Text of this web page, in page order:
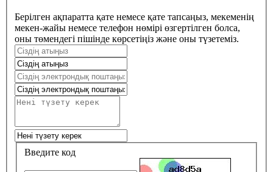
Берілген ақпаратта қате немесе қате тапсаңыз, мекеменің
мекен-жайы немесе телефон нөмірі өзгертілген болса,
оны төмендегі пішінде көрсетіңіз және оны түзетеміз.
Введите код